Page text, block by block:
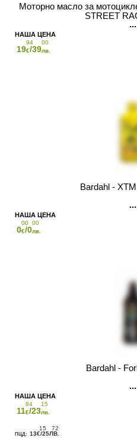
Моторно масло за
STREET
19
94
€/39
00
лв.
Bardahl -
0
00
€/0
00
лв.
Bardahl -
11
84
€/23
15
лв.
13
15
€/25
72
ЛВ.